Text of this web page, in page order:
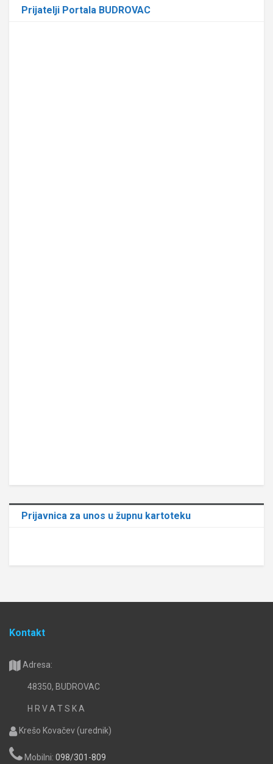
Prijatelji Portala BUDROVAC
Prijavnica za unos u župnu kartoteku
Kontakt
Adresa:
48350, BUDROVAC
H R V A T S K A
Krešo Kovačev (urednik)
Mobilni: 098/301-809